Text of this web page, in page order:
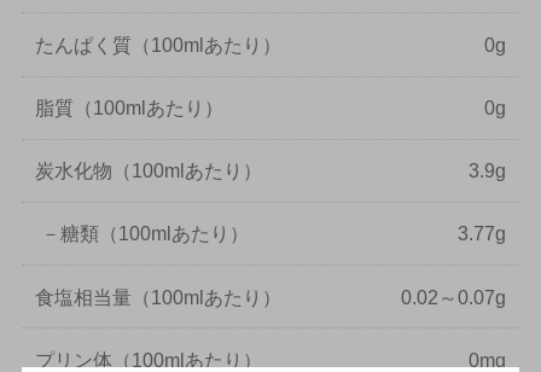
たんぱく質 （100mlあたり） 0g
脂質 （100mlあたり） 0g
炭水化物 （100mlあたり） 3.9g
－糖類 （100mlあたり） 3.77g
食塩相当量 （100mlあたり） 0.02～0.07g
プリン体 （100mlあたり） 0mg